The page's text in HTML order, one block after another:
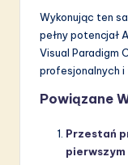
Wykonując ten
pełny potencjał
Visual Paradigm
profesjonalnych i
Powiązane
Przestań
pierwszym